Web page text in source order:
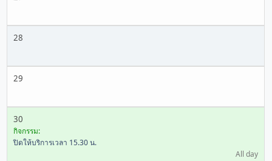
28
29
30
กิจกรรม:
ปิดให้บริการเวลา 15.30 น.
All day